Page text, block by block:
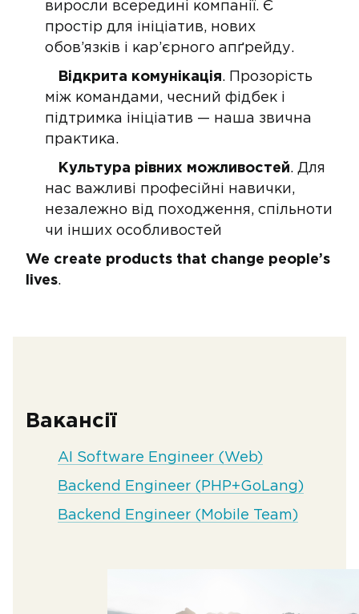
виросли всередині компанії. Є
простір для ініціатив, нових
обов’язків і кар’єрного апґрейду.
Відкрита комунікація. Прозорість
між командами, чесний фідбек і
підтримка ініціатив — наша звична
практика.
Культура рівних можливостей. Для
нас важливі професійні навички,
незалежно від походження, спільноти
чи інших особливостей
We create products that change people’s
lives.
Вакансії
AI Software Engineer (Web)
Backend Engineer (PHP+GoLang)
Backend Engineer (Mobile Team)